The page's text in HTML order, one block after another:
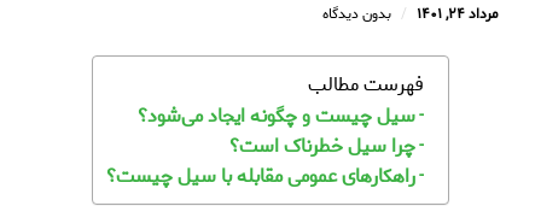
مرداد ۲۴, ۱۴۰۱ / بدون دیدگاه
فهرست مطالب
سیل چیست و چگونه ایجاد می‌شود؟
چرا سیل خطرناک است؟
راهکارهای عمومی مقابله با سیل چیست؟